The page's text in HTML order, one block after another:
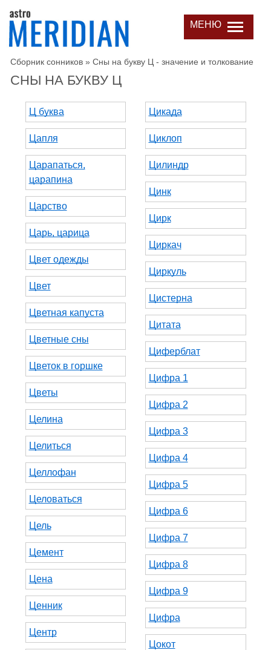
МЕНЮ
Сборник сонников » Сны на букву Ц - значение и толкование
СНЫ НА БУКВУ Ц
Ц буква
Цапля
Царапаться,
царапина
Царство
Царь, царица
Цвет одежды
Цвет
Цветная капуста
Цветные сны
Цветок в горшке
Цветы
Целина
Целиться
Целлофан
Целоваться
Цель
Цемент
Цена
Ценник
Центр
Цикада
Циклоп
Цилиндр
Цинк
Цирк
Циркач
Циркуль
Цистерна
Цитата
Циферблат
Цифра 1
Цифра 2
Цифра 3
Цифра 4
Цифра 5
Цифра 6
Цифра 7
Цифра 8
Цифра 9
Цифра
Цокот